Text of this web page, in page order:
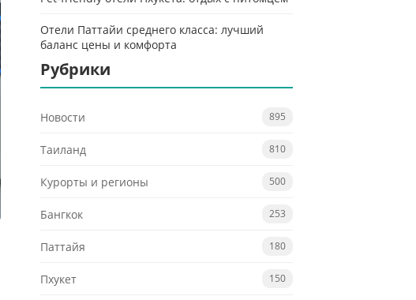
Отели Паттайи среднего класса: лучший
баланс цены и комфорта
Рубрики
Новости 895
Таиланд 810
Курорты и регионы 500
Бангкок 253
Паттайя 180
Пхукет 150